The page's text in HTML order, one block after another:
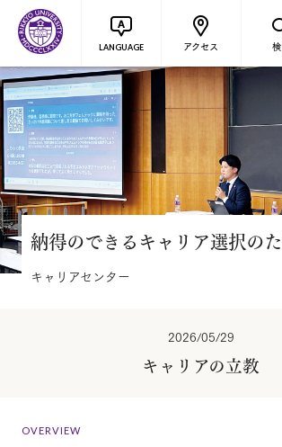
LANGUAGE アクセス
納得のできるキャリア選択の
キャリアセンター
2026/05/29
キャリアの立教
OVERVIEW